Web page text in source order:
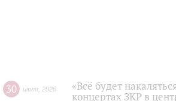
30 июля 2026
«Всё будет
концертах ЗКР в